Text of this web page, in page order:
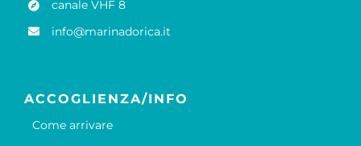
canale VHF 8
info@marinadorica.it
ACCOGLIENZA/INFO
Come arrivare